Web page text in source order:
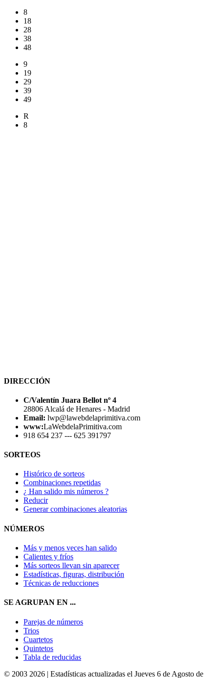
8
18
28
38
48
9
19
29
39
49
R
8
DIRECCIÓN
C/Valentín Juara Bellot nº 4
28806 Alcalá de Henares - Madrid
Email: lwp@lawebdelaprimitiva.com
www:LaWebdelaPrimitiva.com
918 654 237 --- 625 391797
SORTEOS
Histórico de sorteos
Combinaciones repetidas
¿ Han salido mis números ?
Reducir
Generar combinaciones aleatorias
NÚMEROS
Más y menos veces han salido
Calientes y fríos
Más sorteos llevan sin aparecer
Estadísticas, figuras, distribución
Técnicas de reducciones
SE AGRUPAN EN ...
Parejas de números
Trios
Cuartetos
Quintetos
Tabla de reducidas
© 2003 2026 | Estadísticas actualizadas el Jueves 6 de Agosto de